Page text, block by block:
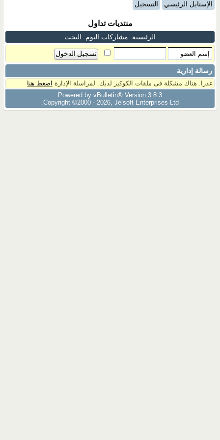
الإستايل الرئيسي التسجيل
منتديات تداول
الرئيسية مشاركات اليوم البحث
رسالة إدارية
عذرا. هناك مشكلة فى ملفات الكوكيز لديك. لمراسلة الإدارة اضغط هنا
Powered by vBulletin® Version 3.8.3
Copyright ©2000 - 2026, Jelsoft Enterprises Ltd.